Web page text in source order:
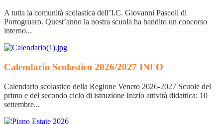
A tutta la comunità scolastica dell’I.C. Giovanni Pascoli di
Portogruaro. Quest’anno la nostra scuola ha bandito un concorso
interno...
Calendario Scolastico 2026/2027 INFO
Calendario scolastico della Regione Veneto 2026-2027 Scuole del
primo e del secondo ciclo di istruzione Inizio attività didattica: 10
settembre...